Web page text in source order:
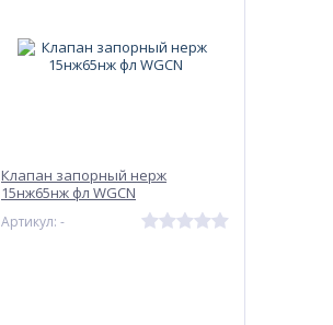
Клапан запорный нерж
15нж65нж фл WGCN
Артикул: -